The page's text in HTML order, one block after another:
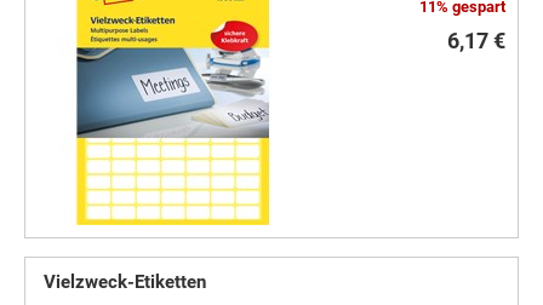
11% gespart
6,17 €
Vielzweck-Etiketten